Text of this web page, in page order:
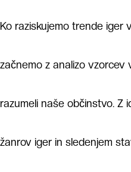
Ko raziskujemo trende iger
začnemo z analizo vzorcev
razumeli naše občinstvo. Z
žanrov iger in sledenjem